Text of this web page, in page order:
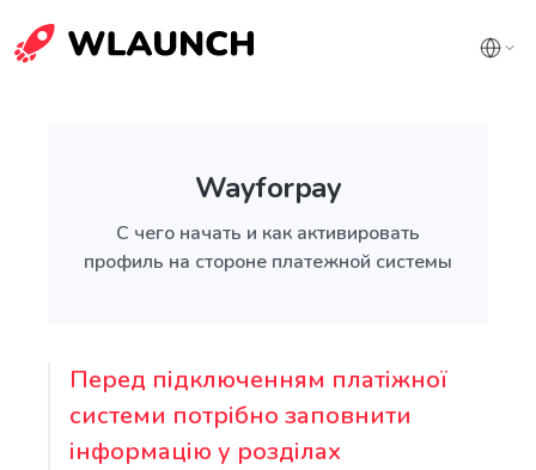
Wayforpay
С чего начать и как активировать
профиль на стороне платежной системы
Перед підключенням платіжної
системи потрібно заповнити
інформацію у розділах